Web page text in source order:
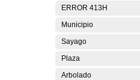
ERROR 413H
Municipio
Sayago
Plaza
Arbolado